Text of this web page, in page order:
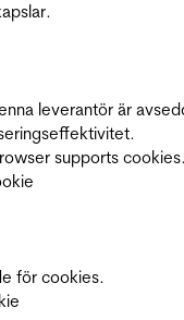
leverantör är
supports
för cookies.